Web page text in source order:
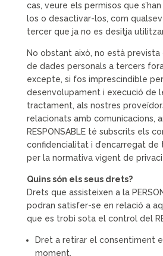
cas, veure els permisos que
los o desactivar-los, com
tercer que ja no es desitja
No obstant això, no està prevista
de dades personals a tercers
excepte, si fos imprescindible
desenvolupament i execució de
tractament, als nostres
relacionats amb comunicacions,
RESPONSABLE té subscrits els
confidencialitat i d’encarregat
per la normativa vigent de
Quins són els seus drets?
Drets que assisteixen a la
podran satisfer-se en relació a
que es trobi sota el control del
Dret a retirar el consentiment
moment.